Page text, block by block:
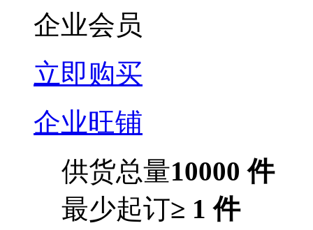
企业会员
立即购买
企业旺铺
供货总量10000 件
最少起订≥ 1 件